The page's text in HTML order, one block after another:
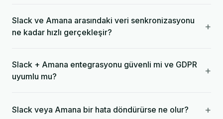
Slack ve Amana arasındaki veri senkronizasyonu
ne kadar hızlı gerçekleşir?
+
Slack + Amana entegrasyonu güvenli mi ve GDPR
uyumlu mu?
+
Slack veya Amana bir hata döndürürse ne olur? +